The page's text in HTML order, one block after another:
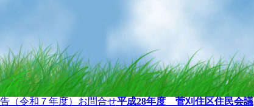
（令和７年度） お問合せ平成28年度 菅刈住区住民会議